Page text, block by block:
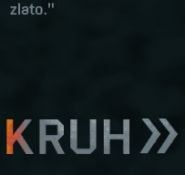
zlato."